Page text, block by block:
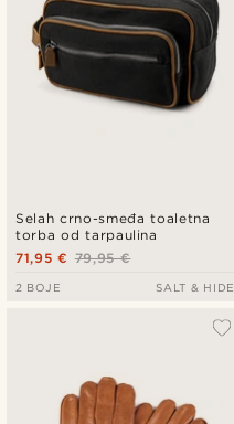
Selah crno-smeđa toaletna
torba od tarpaulina
79,95 €
71,95 €
2 BOJE SALT & HIDE